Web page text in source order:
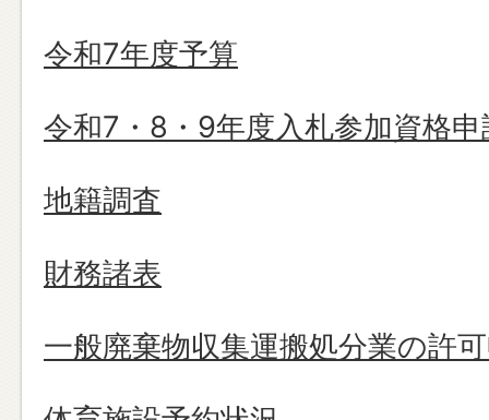
令和7年度予算
令和7・8・9年度入札参加資格申
地籍調査
財務諸表
一般廃棄物収集運搬処分業の許